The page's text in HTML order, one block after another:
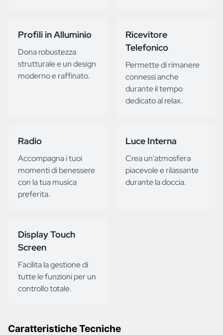
Profili in Alluminio
Dona robustezza
strutturale e un design
moderno e raffinato.
Ricevitore
Telefonico
Permette di rimanere
connessi anche
durante il tempo
dedicato al relax.
Radio
Accompagna i tuoi
momenti di benessere
con la tua musica
preferita.
Luce Interna
Crea un'atmosfera
piacevole e rilassante
durante la doccia.
Display Touch
Screen
Facilita la gestione di
tutte le funzioni per un
controllo totale.
Caratteristiche Tecniche